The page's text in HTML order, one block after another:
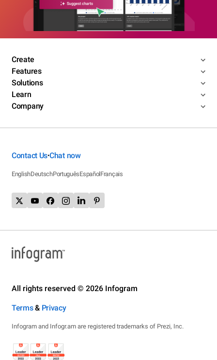
Create
Features
Solutions
Learn
Company
Contact Us•Chat now
EnglishDeutschPortuguêsEspañolFrançais
All rights reserved © 2026 Infogram
Terms& Privacy
Infogram and Infogr.am are registered trademarks of Prezi, Inc.